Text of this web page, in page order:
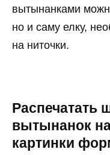
вытынанками
но и саму елку,
на ниточки.
Распечатать
вытынанок
картинки